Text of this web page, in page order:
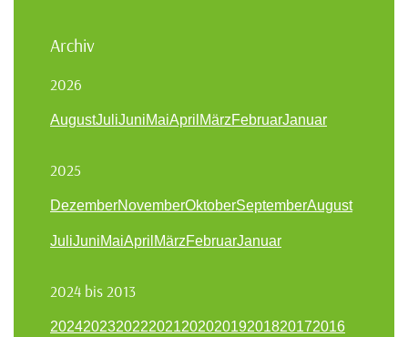
Archiv
2026
AugustJuliJuniMaiApril MärzFebruarJanuar
2025
DezemberNovemberOktoberSeptemberAugust
JuliJuniMaiApril MärzFebruarJanuar
2024 bis 2013
202420232022202120202019201820172016